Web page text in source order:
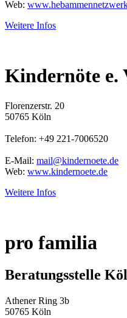
Web:
Weitere Infos
Kindernöte e.
Florenzerstr. 20
50765 Köln
Telefon: +49 221-7006520
E-Mail: mail@kindernoete.de
Web: www.kindernoete.de
Weitere Infos
pro familia
Beratungsstelle
Athener Ring 3b
50765 Köln